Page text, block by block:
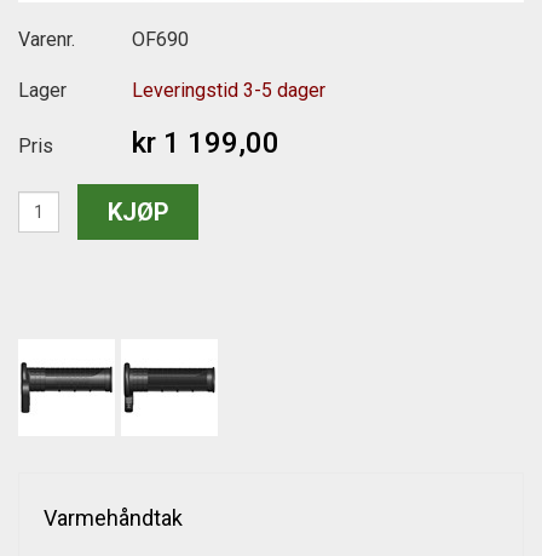
Varenr. OF690
Lager Leveringstid 3-5 dager
Pris kr 1 199,00
Varmehåndtak